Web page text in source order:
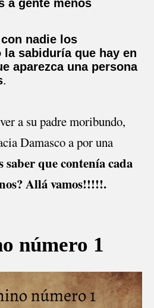
a gente menos
nadie los
la sabiduría que hay en
aparezca una persona
.
a su padre moribundo,
Damasco a por una
saber que contenía cada
Allá vamos!!!!!.
número 1